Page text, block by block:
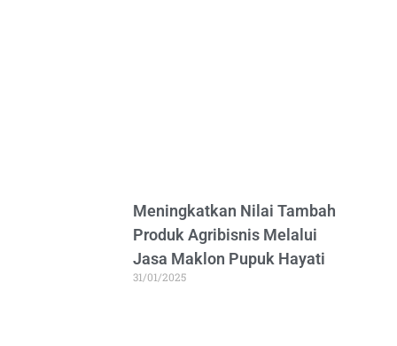
Meningkatkan Nilai Tambah
Produk Agribisnis Melalui
Jasa Maklon Pupuk Hayati
31/01/2025